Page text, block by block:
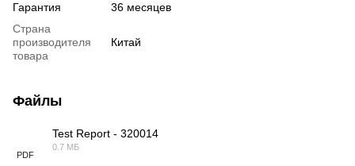
Гарантия
36 месяцев
Страна
производителя
товара
Китай
Файлы
PDF
Test Report - 320014
0.7 МБ